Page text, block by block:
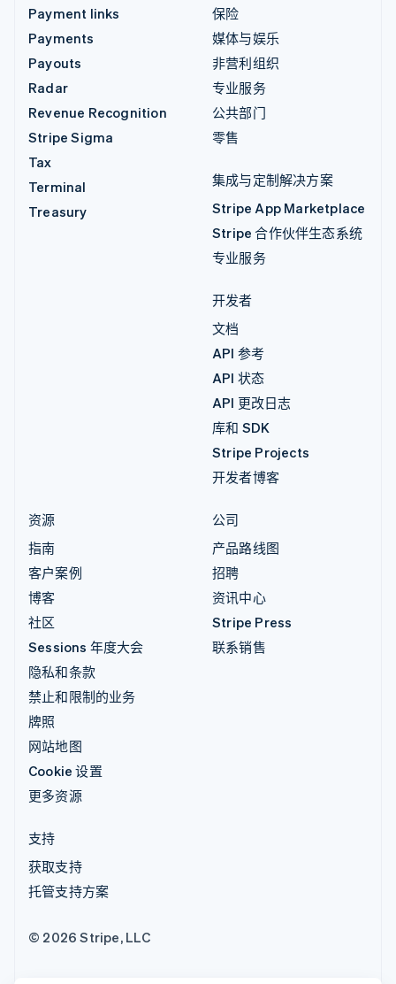
Payment links
Payments
Payouts
Radar
Revenue Recognition
Stripe Sigma
Tax
Terminal
Treasury
保险
媒体与娱乐
非营利组织
专业服务
公共部门
零售
集成与定制解决方案
Stripe App Marketplace
Stripe 合作伙伴生态系统
专业服务
开发者
文档
API 参考
API 状态
API 更改日志
库和 SDK
Stripe Projects
开发者博客
资源
指南
客户案例
博客
社区
Sessions 年度大会
隐私和条款
禁止和限制的业务
牌照
网站地图
Cookie 设置
更多资源
公司
产品路线图
招聘
资讯中心
Stripe Press
联系销售
支持
获取支持
托管支持方案
© 2026 Stripe, LLC